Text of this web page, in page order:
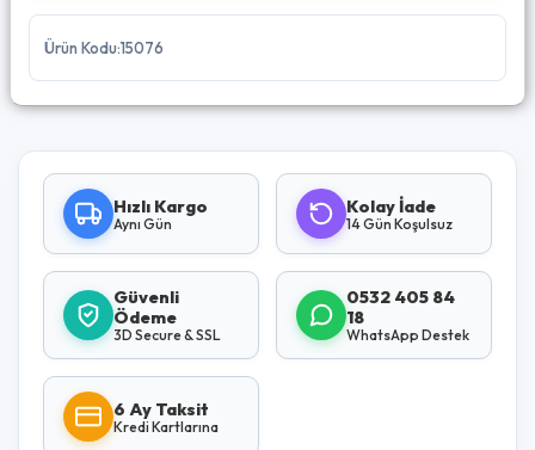
Ürün Kodu:15076
Hızlı Kargo
Aynı Gün
Kolay İade
14 Gün Koşulsuz
Güvenli
Ödeme
3D Secure & SSL
0532 405 84
18
WhatsApp Destek
6 Ay Taksit
Kredi Kartlarına